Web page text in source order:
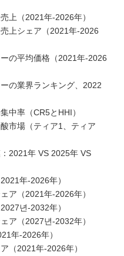
上（2021年-2026年）
上シェア（2021年-2026
の平均価格（2021年-2026
の業界ランキング、2022
中率（CR5とHHI）
市場（ティア1、ティア
2021年 VS 2025年 VS
年-2026年）
ア（2021年-2026年）
년-2032年）
ア（2027년-2032年）
年-2026年）
（2021年-2026年）